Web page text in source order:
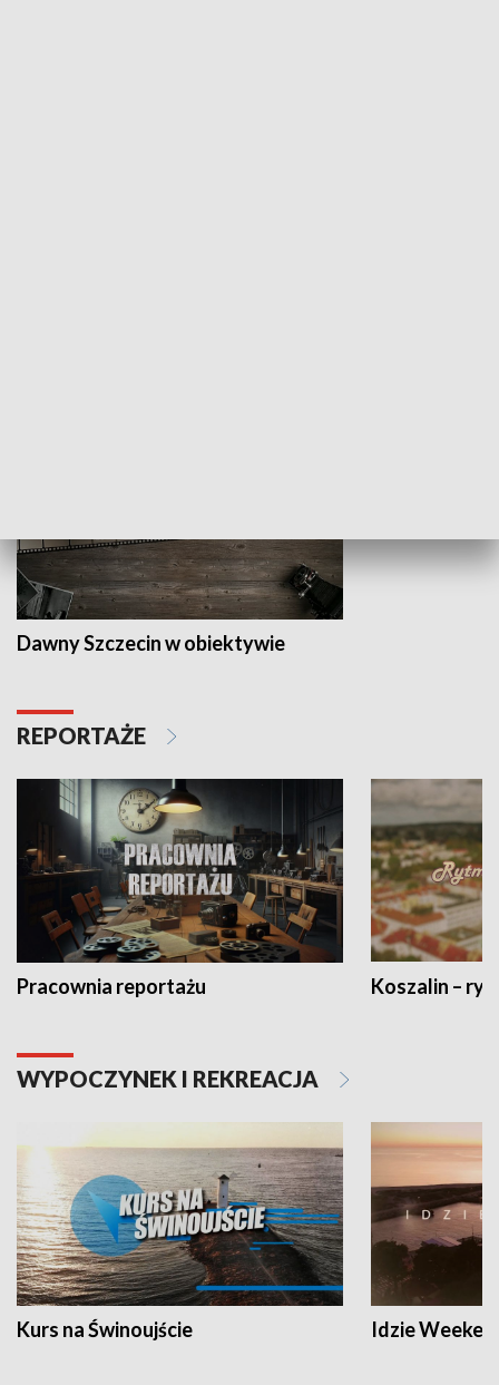
Dawny Szczecin w obiektywie
REPORTAŻE
Pracownia reportażu Koszalin –
WYPOCZYNEK I REKREACJA
Kurs na Świnoujście Idzie